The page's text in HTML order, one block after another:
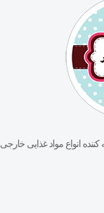
انواع مواد غذایی خارجی